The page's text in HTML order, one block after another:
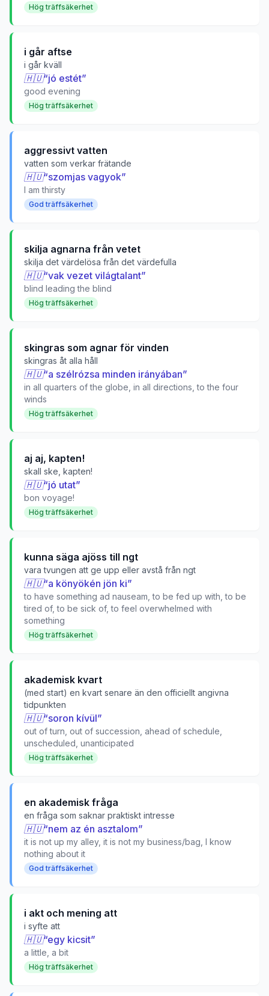
Hög träffsäkerhet
i går aftse
i går kväll
🇭🇺“jó estét”
good evening
Hög träffsäkerhet
aggressivt vatten
vatten som verkar frätande
🇭🇺“szomjas vagyok”
I am thirsty
God träffsäkerhet
skilja agnarna från vetet
skilja det värdelösa från det värdefulla
🇭🇺“vak vezet világtalant”
blind leading the blind
Hög träffsäkerhet
skingras som agnar för vinden
skingras åt alla håll
🇭🇺“a szélrózsa minden irányában”
in all quarters of the globe, in all directions, to the four
winds
Hög träffsäkerhet
aj aj, kapten!
skall ske, kapten!
🇭🇺“jó utat”
bon voyage!
Hög träffsäkerhet
kunna säga ajöss till ngt
vara tvungen att ge upp eller avstå från ngt
🇭🇺“a könyökén jön ki”
to have something ad nauseam, to be fed up with, to be
tired of, to be sick of, to feel overwhelmed with
something
Hög träffsäkerhet
akademisk kvart
(med start) en kvart senare än den officiellt angivna
tidpunkten
🇭🇺“soron kívül”
out of turn, out of succession, ahead of schedule,
unscheduled, unanticipated
Hög träffsäkerhet
en akademisk fråga
en fråga som saknar praktiskt intresse
🇭🇺“nem az én asztalom”
it is not up my alley, it is not my business/bag, I know
nothing about it
God träffsäkerhet
i akt och mening att
i syfte att
🇭🇺“egy kicsit”
a little, a bit
Hög träffsäkerhet